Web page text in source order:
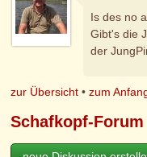
Is des no
Gibt's die
der
zur Übersicht •zum
Schafkopf-Forum